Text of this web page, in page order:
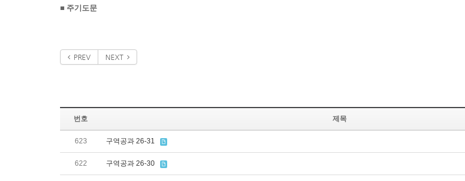
■ 주기도문
PREV NEXT
번호 제목
623 구역공과 26-31
622 구역공과 26-30